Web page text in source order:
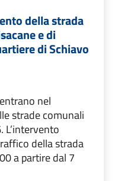
della strada
e di
di Schiavo
nel
strade comunali
L’intervento
della strada
a partire dal 7